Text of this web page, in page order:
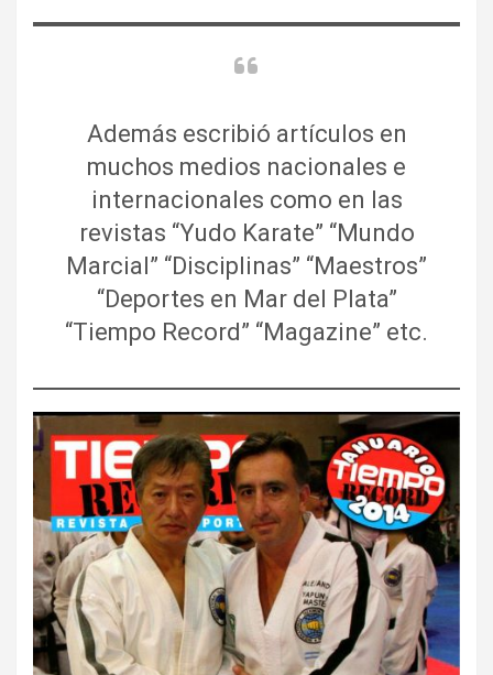
Además escribió artículos en
muchos medios nacionales e
internacionales como en las
revistas “Yudo Karate” “Mundo
Marcial” “Disciplinas” “Maestros”
“Deportes en Mar del Plata”
“Tiempo Record” “Magazine” etc.